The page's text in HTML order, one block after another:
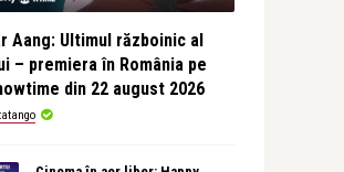
Aang: Ultimul războinic al
– premiera în România pe
din 22 august 2026